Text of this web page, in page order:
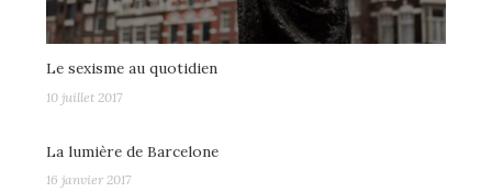
Le sexisme au quotidien
10 juillet 2017
La lumière de Barcelone
16 janvier 2017